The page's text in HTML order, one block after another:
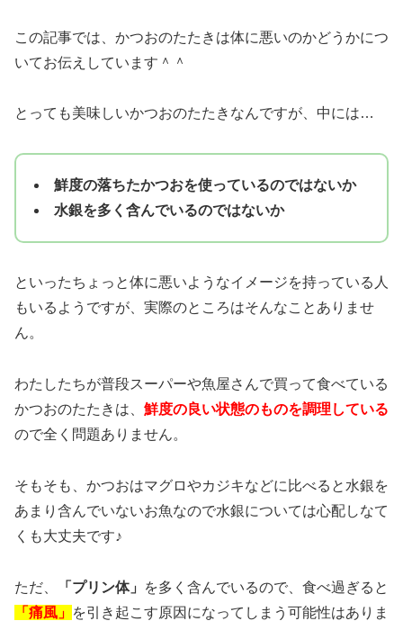
この記事では、かつおのたたきは体に悪いのかどうかにつ
いてお伝えしています＾＾
とっても美味しいかつおのたたきなんですが、中には…
鮮度の落ちたかつおを使っているのではないか
水銀を多く含んでいるのではないか
といったちょっと体に悪いようなイメージを持っている人
もいるようですが、実際のところはそんなことありませ
ん。
わたしたちが普段スーパーや魚屋さんで買って食べている
かつおのたたきは、 鮮度の良い状態のものを調理している
ので全く問題ありません。
そもそも、かつおはマグロやカジキなどに比べると水銀を
あまり含んでいないお魚なので水銀については心配しなて
くも大丈夫です♪
ただ、 「プリン体」
を多く含んでいるので、食べ過ぎると
「痛風」 を引き起こす原因になってしまう可能性はありま